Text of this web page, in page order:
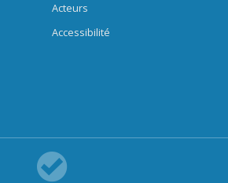
Acteurs
Accessibilité